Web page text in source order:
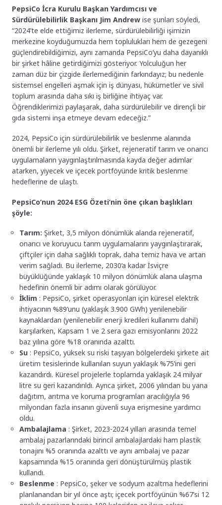
PepsiCo İcra Kurulu Başkan Yardımcısı ve
Sürdürülebilirlik Başkanı Jim Andrewise şunları söyledi,
“2024’te elde ettiğimiz ilerleme, sürdürülebilirliği işimizin
merkezine koyduğumuzda hem toplulukları hem de gezegeni
güçlendirebildiğimizi, aynı zamanda PepsiCo’yu daha dayanıklı
bir şirket hâline getirdiğimizi gösteriyor. Yolculuğun her
zaman düz bir çizgide ilerlemediğinin farkındayız; bu nedenle
sistemsel engelleri aşmak için iş dünyası, hükümetler ve sivil
toplum arasında daha sıkı iş birliğine ihtiyaç var.
Öğrendiklerimizi paylaşarak, daha sürdürülebilir ve dirençli bir
gıda sistemi inşa etmeye devam edeceğiz.”
2024, PepsiCo için sürdürülebilirlik ve beslenme alanında
önemli bir ilerleme yılı oldu. Şirket, rejeneratif tarım ve onarıcı
uygulamaların yaygınlaştırılmasında kayda değer adımlar
atarken, yiyecek ve içecek portföyünde kritik beslenme
hedeflerine de ulaştı.
PepsiCo’nun 2024 ESG Özeti’nin öne çıkan başlıkları
şöyle:
Tarım: Şirket, 3,5 milyon dönümlük alanda rejeneratif,
onarıcı ve koruyucu tarım uygulamalarını yaygınlaştırarak,
çiftçiler için daha sağlıklı toprak, daha temiz hava ve artan
verim sağladı. Bu ilerleme, 2030’a kadar İsviçre
büyüklüğünde yaklaşık 10 milyon dönümlük alana ulaşma
hedefinin önemli bir adımı olarak görülüyor.
İklim : PepsiCo, şirket operasyonları için küresel elektrik
ihtiyacının %89’unu (yaklaşık 3.900 GWh) yenilenebilir
kaynaklardan (yenilenebilir enerji kredileri kullanımı dahil)
karşılarken, Kapsam 1 ve 2 sera gazı emisyonlarını 2022
baz yılına göre %18 oranında azalttı.
Su : PepsiCo, yüksek su riski taşıyan bölgelerdeki şirkete ait
üretim tesislerinde kullanılan suyun yaklaşık %75’ini geri
kazandırdı. Küresel projelerle toplamda yaklaşık 24 milyar
litre su geri kazandırıldı. Ayrıca şirket, 2006 yılından bu yana
dağıtım, arıtma ve koruma programları aracılığıyla 96
milyondan fazla insanın güvenli suya erişmesine yardımcı
oldu.
Ambalajlama : Şirket, 2023-2024 yılları arasında temel
ambalaj pazarlarındaki birincil ambalajlardaki ham plastik
tonajını %5 oranında azalttı ve aynı ambalaj ve pazar
kapsamında %15 oranında geri dönüştürülmüş plastik
kullandı.
Beslenme : PepsiCo, şeker ve sodyum azaltma hedeflerini
planlanandan bir yıl önce aştı; içecek portföyünün %67’si 12